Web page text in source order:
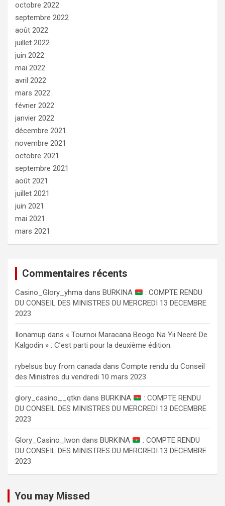
octobre 2022
septembre 2022
août 2022
juillet 2022
juin 2022
mai 2022
avril 2022
mars 2022
février 2022
janvier 2022
décembre 2021
novembre 2021
octobre 2021
septembre 2021
août 2021
juillet 2021
juin 2021
mai 2021
mars 2021
Commentaires récents
Сasino_Glory_yhma dans BURKINA
: COMPTE RENDU
DU CONSEIL DES MINISTRES DU MERCREDI 13 DECEMBRE
2023
Ilonamup dans « Tournoi Maracana Beogo Na Yii Neeré De
Kalgodin » : C’est parti pour la deuxième édition.
rybelsus buy from canada dans Compte rendu du Conseil
des Ministres du vendredi 10 mars 2023.
glory_casino__qtkn dans BURKINA
: COMPTE RENDU
DU CONSEIL DES MINISTRES DU MERCREDI 13 DECEMBRE
2023
Glory_Casino_lwon dans BURKINA
: COMPTE RENDU
DU CONSEIL DES MINISTRES DU MERCREDI 13 DECEMBRE
2023
You may Missed